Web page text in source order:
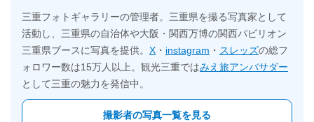
三重フォトギャラリーの管理者。三重県を撮る写真家として
活動し、三重県の自治体や大阪・関西万博の関西パビリオン
三重県ブースに写真を提供。 X ・ instagram ・ スレッズの総フ
ォロワー数は15万人以上。観光三重ではみえ旅アンバサダー
として三重の魅力を発信中。
撮影者の写真一覧を見る